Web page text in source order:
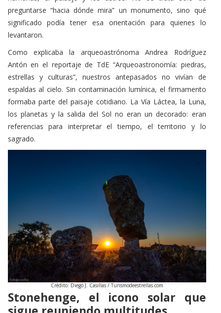
significado podía tener esa orientación para quienes lo
levantaron.
Como explicaba la arqueoastrónoma Andrea Rodríguez
estrellas y culturas”
, nuestros antepasados no vivían de
espaldas al cielo. Sin contaminación lumínica, el firmamento
formaba parte del paisaje cotidiano. La Vía Láctea, la Luna,
los planetas y la salida del Sol no eran un decorado: eran
referencias para interpretar el tiempo, el territorio y lo
sagrado.
Crédito: Diego J. Casillas / Turismodeestrellas.com
Stonehenge, el icono solar que
sigue reuniendo multitudes
Si hay un monumento asociado al solsticio de junio en el